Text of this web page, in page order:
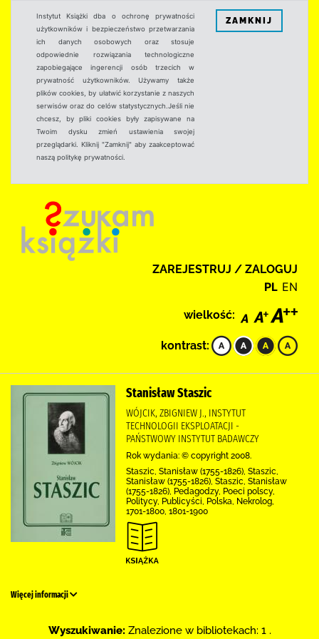
Instytut Książki dba o ochronę prywatności
użytkowników i bezpieczeństwo przetwarzania
ich danych osobowych oraz stosuje
odpowiednie rozwiązania technologiczne
zapobiegające ingerencji osób trzecich w
prywatność użytkowników. Używamy także
plików cookies, by ułatwić korzystanie z naszych
serwisów oraz do celów statystycznych.Jeśli nie
chcesz, by pliki cookies były zapisywane na
Twoim dysku zmień ustawienia swojej
przeglądarki. Kliknij "Zamknij" aby zaakceptować
naszą politykę prywatności.
ZAMKNIJ
ZAREJESTRUJ / ZALOGUJ
PL EN
wielkość:
kontrast:
Stanisław Staszic
WÓJCIK, ZBIGNIEW J., INSTYTUT
TECHNOLOGII EKSPLOATACJI -
PAŃSTWOWY INSTYTUT BADAWCZY
Rok wydania: © copyright 2008.
Staszic, Stanisław (1755-1826), Staszic,
Stanisław (1755-1826), Staszic, Stanisław
(1755-1826), Pedagodzy, Poeci polscy,
Politycy, Publicyści, Polska, Nekrolog,
1701-1800, 1801-1900
Więcej informacji
Wyszukiwanie: Znalezione w bibliotekach: 1 .